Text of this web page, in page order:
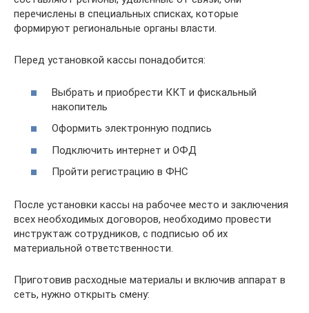
перечислены в специальных списках, которые
формируют региональные органы власти.
Перед установкой кассы понадобится:
Выбрать и приобрести ККТ и фискальный
накопитель
Оформить электронную подпись
Подключить интернет и ОФД
Пройти регистрацию в ФНС
После установки кассы на рабочее место и заключения
всех необходимых договоров, необходимо провести
инструктаж сотрудников, с подписью об их
материальной ответственности.
Приготовив расходные материалы и включив аппарат в
сеть, нужно открыть смену: